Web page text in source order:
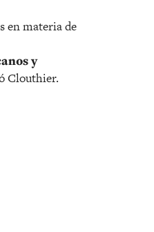
en materia de
y
Clouthier.